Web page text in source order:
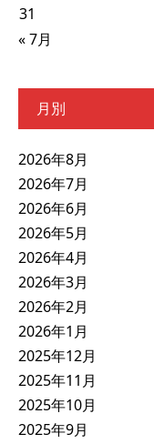
31
« 7月
月別
2026年8月
2026年7月
2026年6月
2026年5月
2026年4月
2026年3月
2026年2月
2026年1月
2025年12月
2025年11月
2025年10月
2025年9月